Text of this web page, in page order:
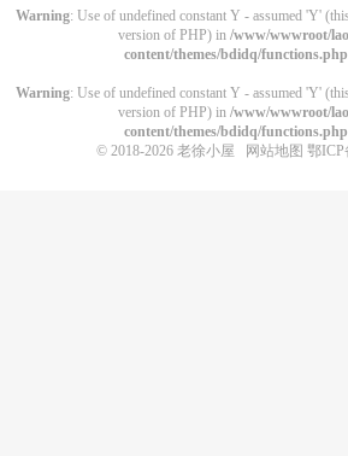
Warning: Use of undefined constant Y - assumed 'Y'
version of PHP) in /www/wwwroot/
content/themes/bdidq/functions.php
Warning: Use of undefined constant Y - assumed 'Y'
version of PHP) in /www/wwwroot/
content/themes/bdidq/functions.php
© 2018-2026 老徐小屋 网站地图 鄂ICP